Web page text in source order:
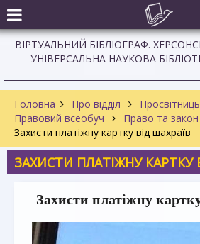
ВІРТУАЛЬНИЙ БІБЛІОГРАФ.
УНІВЕРСАЛЬНА НАУКОВА
Головна Про відділ
Правовий всеобуч
Право та
Захисти платіжну картку від шахраїв
ЗАХИСТИ ПЛАТІЖНУ КАРТКУ
Захисти платіжну